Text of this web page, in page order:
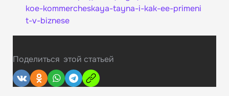
koe-kommercheskaya-tayna-i-kak-ee-primeni
t-v-biznese
Поделиться этой статьей